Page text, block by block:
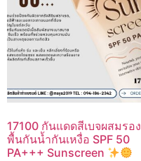
17100 กันแดดสีเบจผสมรอง
พื้นกันน้ำกันเหงื่อ SPF 50
PA+++ Sunscreen